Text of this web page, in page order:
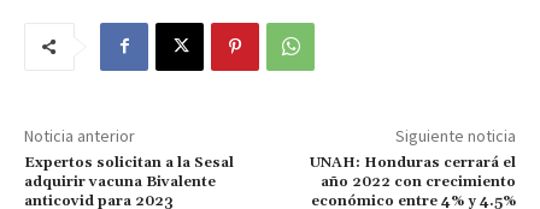
Noticia anterior
Expertos solicitan a la Sesal
adquirir vacuna Bivalente
anticovid para 2023
Siguiente noticia
UNAH: Honduras cerrará el
año 2022 con crecimiento
económico entre 4% y 4.5%